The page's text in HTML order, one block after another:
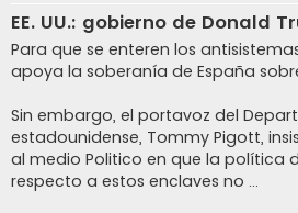
EE. UU.: gobierno de Donald
Para que se enteren los
apoya la soberanía de España
Sin embargo, el portavoz del
estadounidense, Tommy Pigott,
al medio Politico en que la política
respecto a estos enclaves no ...